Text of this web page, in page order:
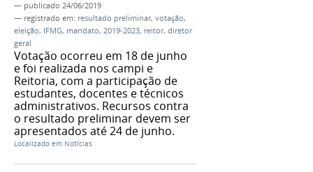
— publicado 24/06/2019
— registrado em: resultado preliminar, votação,
eleição, IFMG, mandato, 2019-2023, reitor, diretor
geral
Votação ocorreu em 18 de junho
e foi realizada nos campi e
Reitoria, com a participação de
estudantes, docentes e técnicos
administrativos. Recursos contra
o resultado preliminar devem ser
apresentados até 24 de junho.
Localizado em Notícias